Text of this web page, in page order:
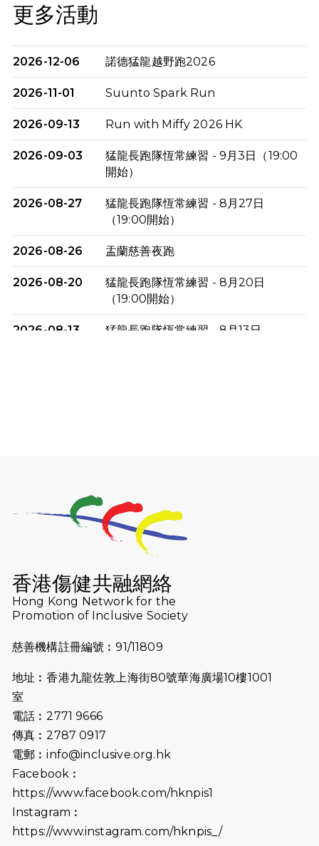
更多活動
2026-12-06 諾德猛龍越野跑2026
2026-11-01 Suunto Spark Run
2026-09-13 Run with Miffy 2026 HK
2026-09-03
猛龍長跑隊恆常練習 - 9月3日（19:00
開始）
2026-08-27
猛龍長跑隊恆常練習 - 8月27日
（19:00開始）
2026-08-26 盂蘭慈善夜跑
2026-08-20
猛龍長跑隊恆常練習 - 8月20日
（19:00開始）
2026-08-13
猛龍長跑隊恆常練習 - 8月13日
2026-07-23
猛龍長跑隊恆常練習 - 7月23日
（19:00開始）
猛龍長跑隊恆常練習 - 7月16日
2026-07-10
【猛龍戈壁118公里分享暨香港傷健共
融網絡15周年晚宴】
2026-07-09
猛龍長跑隊恆常練習 - 7月9日（19:00
2026-07-02
2026-06-25
（19:00開始）
2026-06-18
猛龍長跑隊恆常練習 - 6月18日
2026-06-11
猛龍長跑隊恆常練習 - 6月11日（19:00
香港傷健共融網絡
Hong Kong Network for the
Promotion of Inclusive Society
慈善機構註冊編號︰91/11809
地址︰香港九龍佐敦上海街80號華海廣場10樓1001
室
電話︰2771 9666
傳真︰2787 0917
電郵︰info@inclusive.org.hk
Facebook︰
https://www.facebook.com/hknpis1
Instagram︰
https://www.instagram.com/hknpis_/